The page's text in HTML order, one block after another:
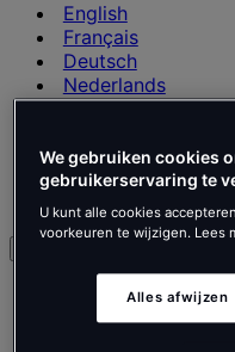
English
Français
Deutsch
Nederlands
Español
Português
Português
Polski
Français
We gebruiken cookies
gebruikerservaring te
U kunt alle cookies
voorkeuren te wijzigen. Lees
Alles afwijzen